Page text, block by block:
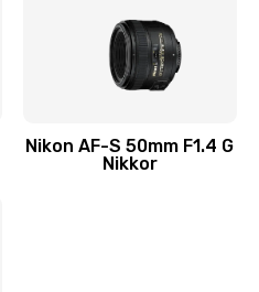
Nikon AF-S 50mm F1.4 G
Nikkor